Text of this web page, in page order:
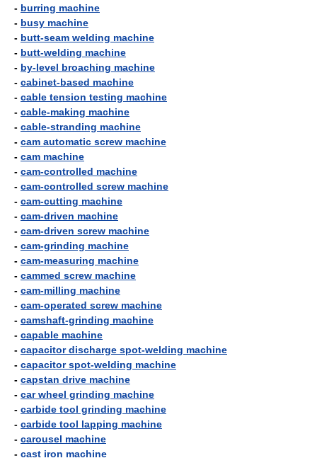
- burring machine
- busy machine
- butt-seam welding machine
- butt-welding machine
- by-level broaching machine
- cabinet-based machine
- cable tension testing machine
- cable-making machine
- cable-stranding machine
- cam automatic screw machine
- cam machine
- cam-controlled machine
- cam-controlled screw machine
- cam-cutting machine
- cam-driven machine
- cam-driven screw machine
- cam-grinding machine
- cam-measuring machine
- cammed screw machine
- cam-milling machine
- cam-operated screw machine
- camshaft-grinding machine
- capable machine
- capacitor discharge spot-welding machine
- capacitor spot-welding machine
- capstan drive machine
- car wheel grinding machine
- carbide tool grinding machine
- carbide tool lapping machine
- carousel machine
- cast iron machine